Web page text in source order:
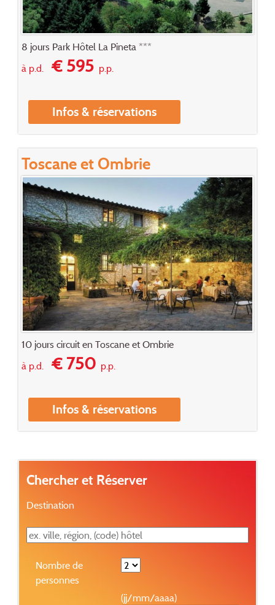
8 jours Park Hôtel La Pineta ***
à p.d.€ 595p.p.
Infos & réservations
Toscane et Ombrie
10 jours circuit en Toscane et Ombrie
à p.d.€ 750p.p.
Infos & réservations
Chercher et Réserver
Destination
Nombre de
personnes
(jj/mm/aaaa)